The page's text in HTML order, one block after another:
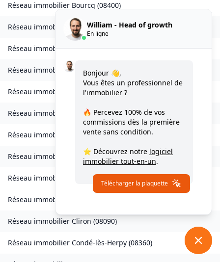
Réseau immobilier Bourcq (08400)
Réseau immobilierBogny-sur-Meuse(08120)
Réseau immobilierBrévilly(08140)
Réseau immobilierBulson(08450)
Réseau immobilier Chagny(08430)
Réseau immobilier Chalandry-Elaire(08160)
Réseau immobilier Chardeny(08400)
Réseau immobilier Chatel-Chéhéry(08250)
Réseau immobilier Bairon et ses environs
Réseau immobilier
Réseau immobilier Cliron (08090)
Réseau immobilier Condé-lès-Herpy (08360)
William - Head of growth
En ligne
Bonjour 👋,
Vous êtes un professionnel de
l'immobilier ?
🔥 Percevez 100% de vos
commissions dès la première
vente sans condition.
⭐ Découvrez notre logiciel
immobilier tout-en-un.
Télécharger la plaquette